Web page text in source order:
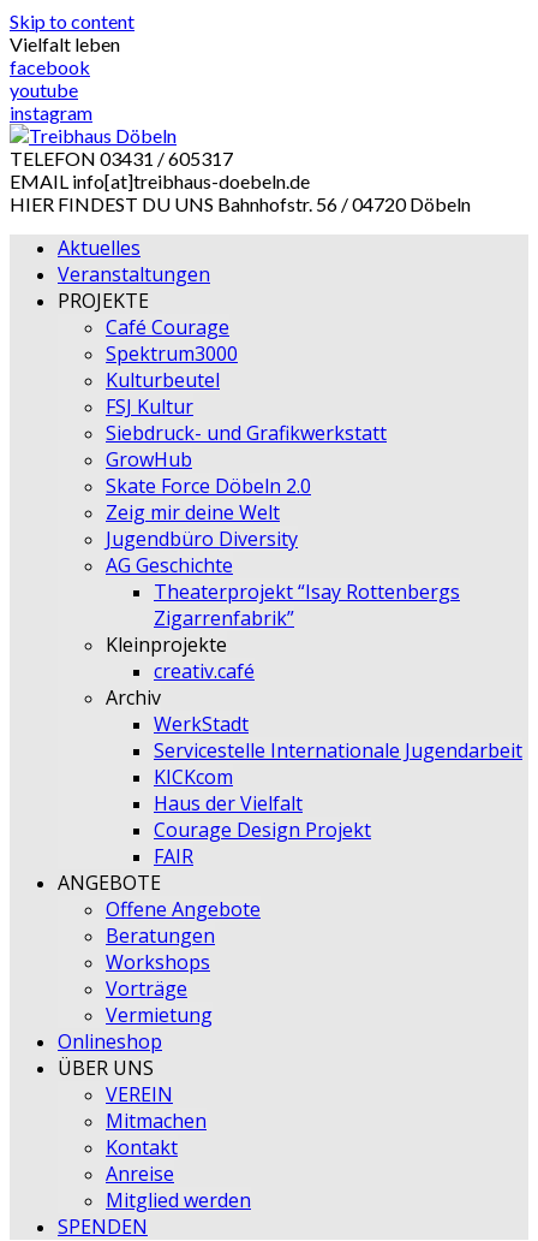
Skip to content
Vielfalt leben
facebook
youtube
instagram
TELEFON 03431 / 605317
EMAIL info[at]treibhaus-doebeln.de
HIER FINDEST DU UNS Bahnhofstr. 56 / 04720 Döbeln
Aktuelles
Veranstaltungen
PROJEKTE
Café Courage
Spektrum3000
Kulturbeutel
FSJ Kultur
Siebdruck- und Grafikwerkstatt
GrowHub
Skate Force Döbeln 2.0
Zeig mir deine Welt
Jugendbüro Diversity
AG Geschichte
Theaterprojekt “Isay Rottenbergs
Zigarrenfabrik”
Kleinprojekte
creativ.café
Archiv
WerkStadt
Servicestelle Internationale Jugendarbeit
KICKcom
Haus der Vielfalt
Courage Design Projekt
FAIR
ANGEBOTE
Offene Angebote
Beratungen
Workshops
Vorträge
Vermietung
Onlineshop
ÜBER UNS
VEREIN
Mitmachen
Kontakt
Anreise
Mitglied werden
SPENDEN